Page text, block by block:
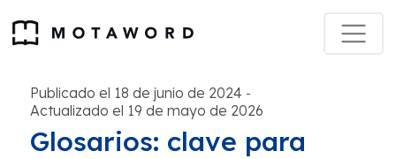
Publicado el 18 de junio de 2024 -
Actualizado el 19 de mayo de 2026
Glosarios: clave para